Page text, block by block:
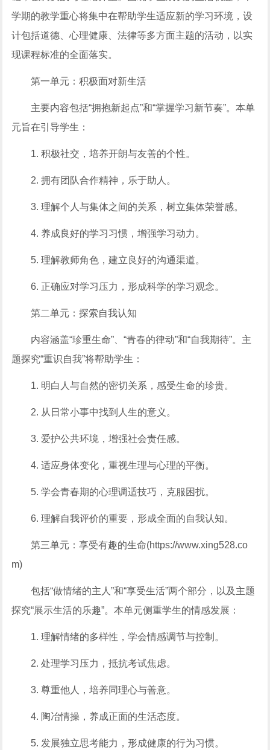
学期的教学重心将集中在帮助学生适应新的学习环境，设
计包括道德、心理健康、法律等多方面主题的活动，以实
现课程标准的全面落实。
第一单元：积极面对新生活
主要内容包括“拥抱新起点”和“掌握学习新节奏”。本单
元旨在引导学生：
1. 积极社交，培养开朗与友善的个性。
2. 拥有团队合作精神，乐于助人。
3. 理解个人与集体之间的关系，树立集体荣誉感。
4. 养成良好的学习习惯，增强学习动力。
5. 理解教师角色，建立良好的沟通渠道。
6. 正确应对学习压力，形成科学的学习观念。
第二单元：探索自我认知
内容涵盖“珍重生命”、“青春的律动”和“自我期待”。主
题探究“重识自我”将帮助学生：
1. 明白人与自然的密切关系，感受生命的珍贵。
2. 从日常小事中找到人生的意义。
3. 爱护公共环境，增强社会责任感。
4. 适应身体变化，重视生理与心理的平衡。
5. 学会青春期的心理调适技巧，克服困扰。
6. 理解自我评价的重要，形成全面的自我认知。
第三单元：享受有趣的生命(https://www.xing528.co
m)
包括“做情绪的主人”和“享受生活”两个部分，以及主题
探究“展示生活的乐趣”。本单元侧重学生的情感发展：
1. 理解情绪的多样性，学会情感调节与控制。
2. 处理学习压力，抵抗考试焦虑。
3. 尊重他人，培养同理心与善意。
4. 陶冶情操，养成正面的生活态度。
5. 发展独立思考能力，形成健康的行为习惯。